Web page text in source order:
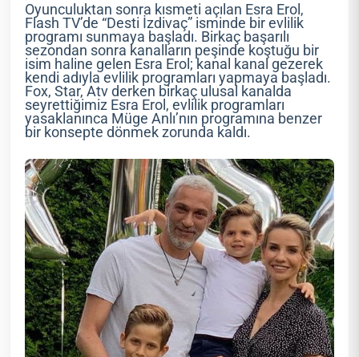
Oyunculuktan sonra kısmeti açılan Esra Erol,
Flash TV’de “Desti İzdivaç” isminde bir evlilik
programı sunmaya başladı. Birkaç başarılı
sezondan sonra kanalların peşinde koştuğu bir
isim haline gelen Esra Erol; kanal kanal gezerek
kendi adıyla evlilik programları yapmaya başladı.
Fox, Star, Atv derken birkaç ulusal kanalda
seyrettiğimiz Esra Erol, evlilik programları
yasaklanınca Müge Anlı’nın programına benzer
bir konsepte dönmek zorunda kaldı.